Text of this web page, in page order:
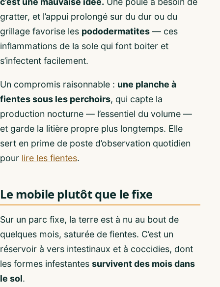
gratter, et l’appui prolongé sur du dur ou du
grillage favorise les pododermatites — ces
inflammations de la sole qui font boiter et
s’infectent facilement.
Un compromis raisonnable : une planche à
fientes sous les perchoirs, qui capte la
production nocturne — l’essentiel du volume —
et garde la litière propre plus longtemps. Elle
sert en prime de poste d’observation quotidien
pour lire les fientes.
Le mobile plutôt que le fixe
Sur un parc fixe, la terre est à nu au bout de
quelques mois, saturée de fientes. C’est un
réservoir à vers intestinaux et à coccidies, dont
les formes infestantes survivent des mois dans
le sol.